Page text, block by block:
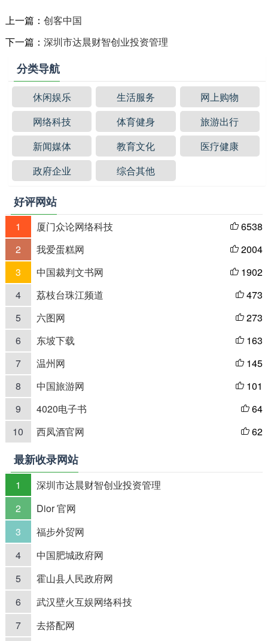
上一篇： 创客中国
下一篇： 深圳市达晨财智创业投资管理
分类导航
休闲娱乐 生活服务
网上购物
网络科技
体育健身
旅游出行
新闻媒体
教育文化
医疗健康
政府企业
综合其他
好评网站
1 厦门众论网络科技  6538
2
我爱蛋糕网  2004
3
中国裁判文书网  1902
4
荔枝台珠江频道  473
5
六图网  273
6
东坡下载  163
7
温州网  145
8
中国旅游网  101
9
4020电子书  64
10
西凤酒官网  62
最新收录网站
1
深圳市达晨财智创业投资管理
2
Dior 官网
3
福步外贸网
4
中国肥城政府网
5
霍山县人民政府网
6
武汉壁火互娱网络科技
7
去搭配网